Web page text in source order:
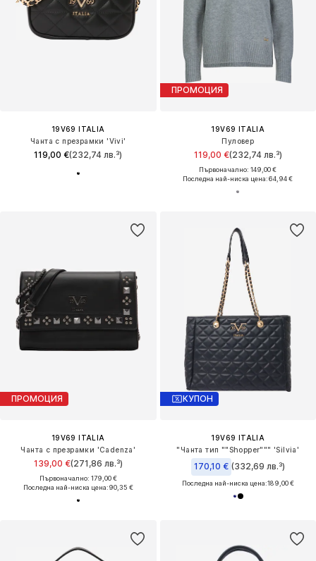
19V69 ITALIA
Чанта с презрамки 'Vivi'
119,00 €(232,74 лв.³)
ПРОМОЦИЯ
19V69 ITALIA
Пуловер
119,00 €(232,74 лв.³)
Първоначално: 149,00 €
Последна най-ниска цена:64,94 €
ПРОМОЦИЯ
19V69 ITALIA
Чанта с презрамки 'Cadenza'
139,00 €(271,86 лв.³)
Първоначално: 179,00 €
Последна най-ниска цена:90,35 €
КУПОН
19V69 ITALIA
"Чанта тип ""Shopper""" 'Silvia'
170,10 € (332,69 лв.³)
Последна най-ниска цена:189,00 €